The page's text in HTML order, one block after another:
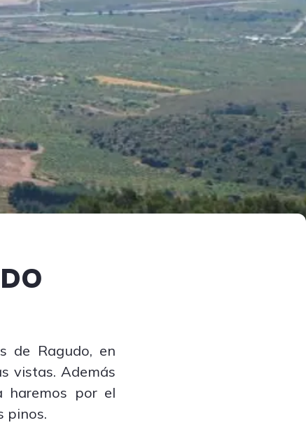
de Ragudo, en
vistas. Además
haremos por el
pinos.